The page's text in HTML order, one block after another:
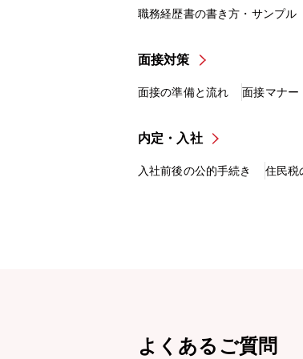
職務経歴書の書き方・サンプル
面接対策
面接の準備と流れ 面接マナー
内定・入社
入社前後の公的手続き 住民税
よくあるご質問